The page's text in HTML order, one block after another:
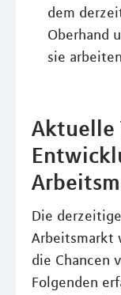
dem
Oberhand
sie
Aktuelle
Die
Arbeitsmarkt
die Chancen
Folgenden